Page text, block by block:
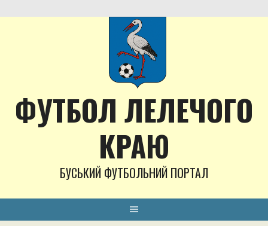
to
ФУТБОЛ ЛЕЛЕЧОГО
КРАЮ
БУСЬКИЙ ФУТБОЛЬНИЙ ПОРТАЛ